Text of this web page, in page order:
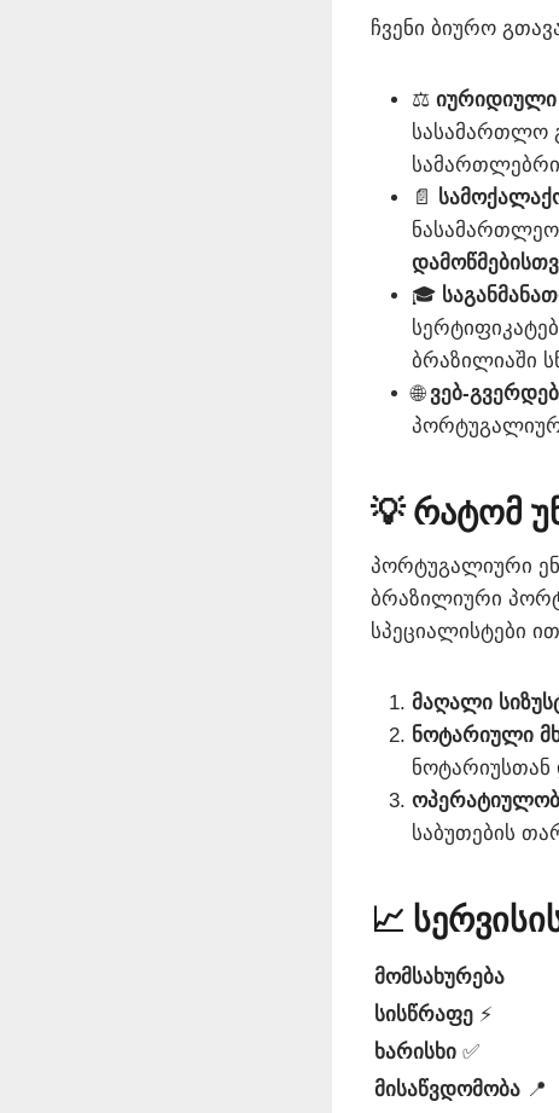
ჩვენი ბიურო
⚖️ იურიდიული
სასამართლო
📄
🎓
ბრაზილიაში
🌐 ვებ-
💡 რატომ
პორტუგალიური
ბრაზილიური
სპეციალისტები
მაღალი
ნოტარიული
საბუთების
📈
მომსახურება
სისწრაფე ⚡
ხარისხი ✅
მისაწვდომობა 📍